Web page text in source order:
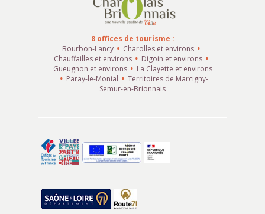
8 offices de tourisme :
Bourbon-Lancy
Charolles et environs
Chauffailles et environs
Digoin et environs
Gueugnon et environs
La Clayette et environs
Paray-le-Monial
Territoires de Marcigny-
Semur-en-Brionnais